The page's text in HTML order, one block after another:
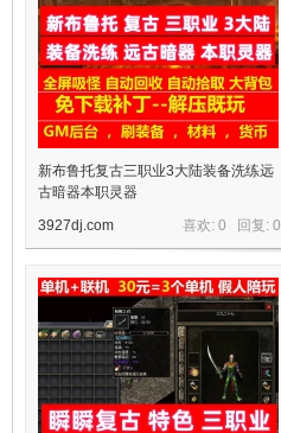
新布鲁托复古三职业3大陆装备洗练远
古暗器本职灵器
喜欢: 0 回复: 0
3927dj.com